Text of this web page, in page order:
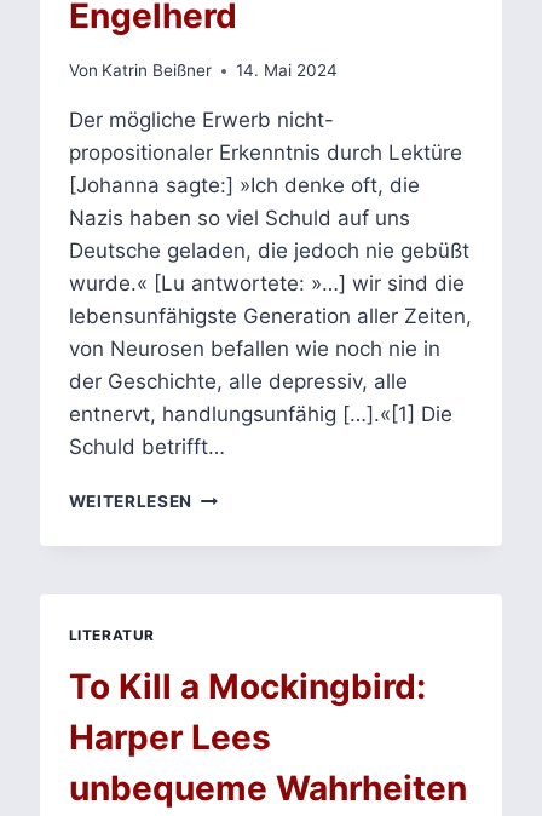
Engelherd
Von Katrin Beißner 14. Mai 2024
Der mögliche Erwerb nicht-
propositionaler Erkenntnis durch Lektüre
[Johanna sagte:] »Ich denke oft, die
Nazis haben so viel Schuld auf uns
Deutsche geladen, die jedoch nie gebüßt
wurde.« [Lu antwortete: »…] wir sind die
lebensunfähigste Generation aller Zeiten,
von Neurosen befallen wie noch nie in
der Geschichte, alle depressiv, alle
entnervt, handlungsunfähig […].«[1] Die
Schuld betrifft…
WEITERLESEN OLGA
–
LITERATUR
To Kill a Mockingbird:
Harper Lees
unbequeme Wahrheiten